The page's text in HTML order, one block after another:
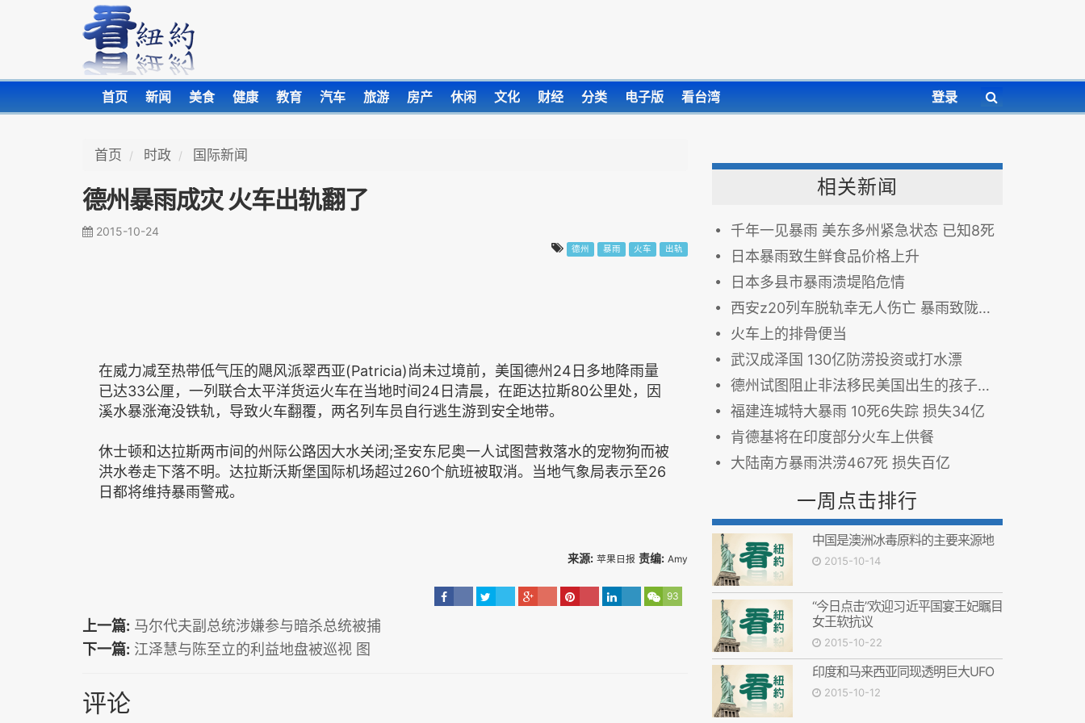
首页 新闻 美食 健康 教育 汽车 旅游 房产 休闲 文化 财经 分类 电子版 看台湾 登录
首页 时政 国际新闻
德州暴雨成灾 火车出轨翻了
2015-10-24
德州 暴雨 火车 出轨
在威力减至热带低气压的飓风派翠西亚(Patricia)尚未过境前，美国德州24日多地降雨量
已达33公厘，一列联合太平洋货运火车在当地时间24日清晨，在距达拉斯80公里处，因
溪水暴涨淹没铁轨，导致火车翻覆，两名列车员自行逃生游到安全地带。
休士顿和达拉斯两市间的州际公路因大水关闭;圣安东尼奥一人试图营救落水的宠物狗而被
洪水卷走下落不明。达拉斯沃斯堡国际机场超过260个航班被取消。当地气象局表示至26
日都将维持暴雨警戒。
来源: 苹果日报 责编: Amy
93
上一篇: 马尔代夫副总统涉嫌参与暗杀总统被捕
下一篇: 江泽慧与陈至立的利益地盘被巡视 图
评论
相关新闻
千年一见暴雨 美东多州紧急状态 已知8死
日本暴雨致生鲜食品价格上升
日本多县市暴雨溃堤陷危情
西安z20列车脱轨幸无人伤亡 暴雨致陇海线再次中断
火车上的排骨便当
武汉成泽国 130亿防涝投资或打水漂
德州试图阻止非法移民美国出生的孩子得到出生证书
福建连城特大暴雨 10死6失踪 损失34亿
肯德基将在印度部分火车上供餐
大陆南方暴雨洪涝467死 损失百亿
一周点击排行
中国是澳洲冰毒原料的主要来源地
2015-10-14
“今日点击”欢迎习近平国宴王妃瞩目
女王软抗议
2015-10-22
印度和马来西亚同现透明巨大UFO
2015-10-12